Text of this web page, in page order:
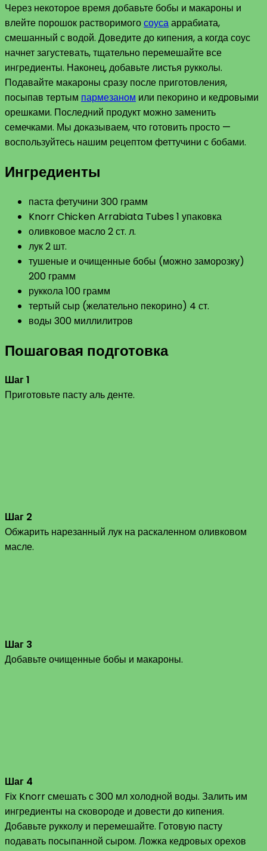
Через некоторое время добавьте бобы и макароны и
влейте порошок растворимогосоусааррабиата,
смешанный с водой. Доведите до кипения, а когда соус
начнет загустевать, тщательно перемешайте все
ингредиенты. Наконец, добавьте листья рукколы.
Подавайте макароны сразу после приготовления,
посыпав тертым пармезаном или пекорино и кедровыми
орешками. Последний продукт можно заменить
семечками. Мы доказываем, что готовить просто —
воспользуйтесь нашим рецептом феттучини с бобами.
Ингредиенты
паста фетучини 300 грамм
Knorr Chicken Arrabiata Tubes 1 упаковка
оливковое масло 2 ст. л.
лук 2 шт.
тушеные и очищенные бобы (можно заморозку)
200 грамм
руккола 100 грамм
тертый сыр (желательно пекорино) 4 ст.
воды 300 миллилитров
Пошаговая подготовка
Шаг 1
Приготовьте пасту аль денте.
Шаг 2
Обжарить нарезанный лук на раскаленном оливковом
масле.
Шаг 3
Добавьте очищенные бобы и макароны.
Шаг 4
Fix Knorr смешать с 300 мл холодной воды. Залить им
ингредиенты на сковороде и довести до кипения.
Добавьте рукколу и перемешайте. Готовую пасту
подавать посыпанной сыром. Ложка кедровых орехов